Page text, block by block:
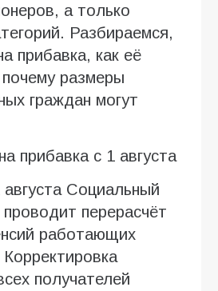
а только
Разбираемся,
прибавка, как её
почему размеры
граждан могут
прибавка с 1 августа
Социальный
перерасчёт
работающих
получателей